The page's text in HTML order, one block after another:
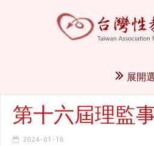
展開
第十六屆理監
2024-01-16